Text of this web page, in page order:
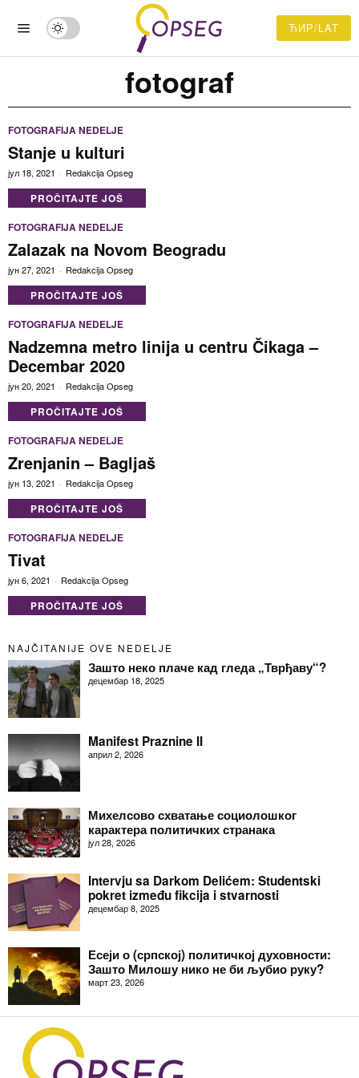
ЋИР/LAT
fotograf
FOTOGRAFIJA NEDELJE
Stanje u kulturi
јул 18, 2021 Redakcija Opseg
PROČITAJTE JOŠ
FOTOGRAFIJA NEDELJE
Zalazak na Novom Beogradu
јун 27, 2021 Redakcija Opseg
PROČITAJTE JOŠ
FOTOGRAFIJA NEDELJE
Nadzemna metro linija u centru Čikaga –
Decembar 2020
јун 20, 2021 Redakcija Opseg
PROČITAJTE JOŠ
FOTOGRAFIJA NEDELJE
Zrenjanin – Bagljaš
јун 13, 2021 Redakcija Opseg
PROČITAJTE JOŠ
FOTOGRAFIJA NEDELJE
Tivat
јун 6, 2021 Redakcija Opseg
PROČITAJTE JOŠ
NAJČITANIJE OVE NEDELJE
Зашто неко плаче кад гледа „Тврђаву“?
децембар 18, 2025
Manifest Praznine II
април 2, 2026
Михелсово схватање социолошког
карактера политичких странака
јул 28, 2026
Intervju sa Darkom Delićem: Studentski
pokret između fikcija i stvarnosti
децембар 8, 2025
Есеји о (српској) политичкој духовности:
Зашто Милошу нико не би љубио руку?
март 23, 2026